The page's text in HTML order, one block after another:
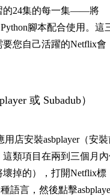
的24集的每一集——將
Python腳本配合使用。這
您自己活躍的Netflix會
或 Subadub）
店安裝asbplayer（安裝
類項目在兩到三個月內
掉的），打開Netflix標
語言，然後點擊